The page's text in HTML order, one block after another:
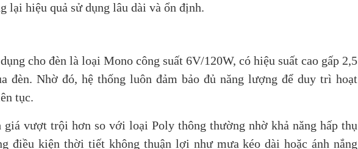
lại hiệu quả sử dụng lâu dài và ổn định.
cho đèn là loại Mono công suất 6V/120W, có hiệu suất cao gấp 2,5
đèn. Nhờ đó, hệ thống luôn đảm bảo đủ năng lượng để duy trì hoạt
tục.
giá vượt trội hơn so với loại Poly thông thường nhờ khả năng hấp thụ
điều kiện thời tiết không thuận lợi như mưa kéo dài hoặc ánh nắng